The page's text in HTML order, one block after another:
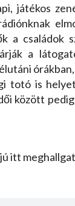
játékos
a
a
totó is
között
itt